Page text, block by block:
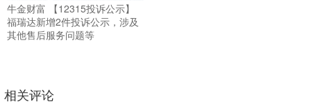
牛金财富 【12315投诉公示】
福瑞达新增2件投诉公示，涉及
其他售后服务问题等
相关评论